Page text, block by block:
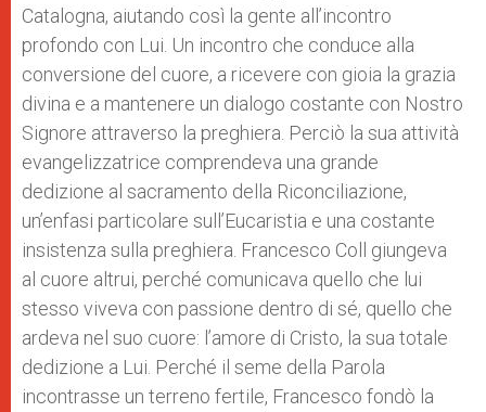
Catalogna, aiutando così la gente all’incontro
profondo con Lui. Un incontro che conduce alla
conversione del cuore, a ricevere con gioia la grazia
divina e a mantenere un dialogo costante con Nostro
Signore attraverso la preghiera. Perciò la sua attività
evangelizzatrice comprendeva una grande
dedizione al sacramento della Riconciliazione,
un’enfasi particolare sull’Eucaristia e una costante
insistenza sulla preghiera. Francesco Coll giungeva
al cuore altrui, perché comunicava quello che lui
stesso viveva con passione dentro di sé, quello che
ardeva nel suo cuore: l’amore di Cristo, la sua totale
dedizione a Lui. Perché il seme della Parola
incontrasse un terreno fertile, Francesco fondò la